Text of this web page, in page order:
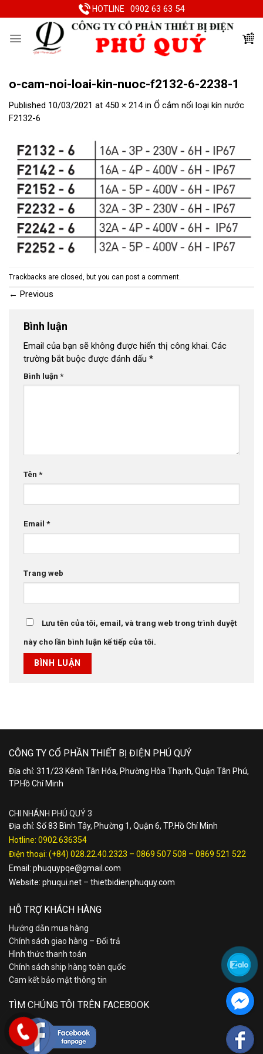
to
HOTLINE 0902 63 63 54
o-cam-noi-loai-kin-nuoc-f2132-6-2238-1
Published 10/03/2021 at 450 × 214in Ổ cắm nối loại kín nước
F2132-6
Trackbacks are closed, but you can post a comment.
← Previous
Bình luận
Email của bạn sẽ không được hiển thị công khai. Các
trường bắt buộc được đánh dấu *
Bình luận *
Tên *
Email *
Trang web
Lưu tên của tôi, email, và trang web trong trình duyệt
này cho lần bình luận kế tiếp của tôi.
CÔNG TY CỔ PHẦN THIẾT BỊ ĐIỆN PHÚ QUÝ
Địa chỉ: 311/23 Kênh Tân Hóa, Phường Hòa Thạnh, Quận Tân Phú,
TP.Hồ Chí Minh
CHI NHÁNH PHÚ QUÝ 3
Địa chỉ: Số 83 Bình Tây, Phường 1, Quận 6, TP.Hồ Chí Minh
Hotline: 0902.636354
Điện thoại: (+84) 028.22.40.2323 – 0869 507 508 – 0869 521 522
Email: phuquypqe@gmail.com
Website: phuqui.net – thietbidienphuquy.com
HỖ TRỢ KHÁCH HÀNG
Hướng dẫn mua hàng
Chính sách giao hàng – Đổi trả
Hình thức thanh toán
Chính sách ship hàng toàn quốc
Cam kết bảo mật thông tin
TÌM CHÚNG TÔI TRÊN FACEBOOK